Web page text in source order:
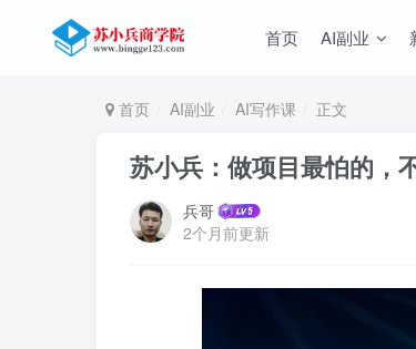
首页 AI副业
首页 AI副业 AI写作课 正文
苏小兵：做项目最怕的，
兵哥
2个月前更新